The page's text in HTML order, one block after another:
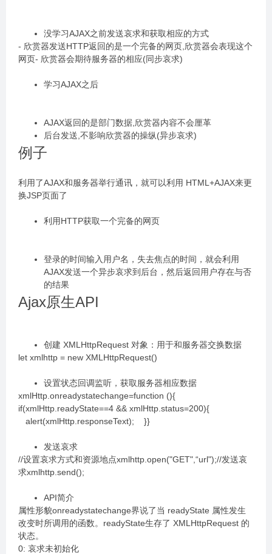
没学习AJAX之前发送哀求和获取相应的方式
- 欣赏器发送HTTP返回的是一个完备的网页,欣赏器会表现这个
网页- 欣赏器会期待服务器的相应(同步哀求)
学习AJAX之后
AJAX返回的是部门数据,欣赏器内容不会厘革
后台发送,不影响欣赏器的操纵(异步哀求)
例子
利用了AJAX和服务器举行通讯，就可以利用 HTML+AJAX来更
换JSP页面了
利用HTTP获取一个完备的网页
登录的时间输入用户名，失去焦点的时间，就会利用
AJAX发送一个异步哀求到后台，然后返回用户存在与否
的结果
Ajax原生API
创建 XMLHttpRequest 对象：用于和服务器交换数据
let xmlhttp = new XMLHttpRequest()
设置状态回调监听，获取服务器相应数据
xmlHttp.onreadystatechange=function (){
if(xmlHttp.readyState==4 && xmlHttp.status=200){
alert(xmlHttp.responseText); }}
发送哀求
//设置哀求方式和资源地点xmlhttp.open("GET",“url");//发送哀
求xmlhttp.send();
API简介
属性形貌onreadystatechange界说了当 readyState 属性发生
改变时所调用的函数。readyState生存了 XMLHttpRequest 的
状态。
0: 哀求未初始化